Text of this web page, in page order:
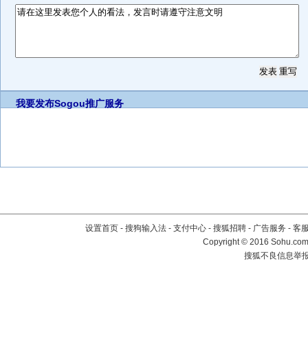
我要发布Sogou推广服务
设置首页 - 搜狗输入法 - 支付中心 - 搜狐招聘 - 广告服务 - 客
Copyright©2016
搜狐不良信息举